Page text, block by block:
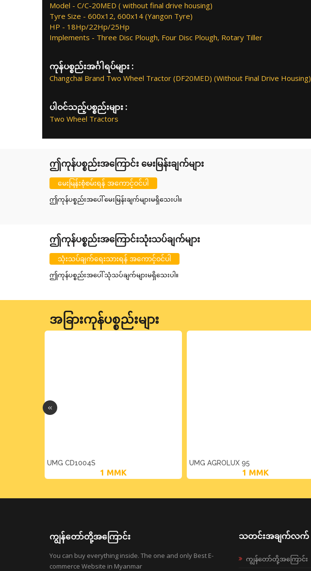
Model - C/C-20MED ( without final drive housing)
Tyre Size - 600x12, 600x14 (Yangon Tyre)
HP - 18Hp/22Hp/25Hp
Implements - Three Disc Plough, Four Disc Plough, Rotary Tiller
ကုန်ပစ္စည်းအင်္ဂါရပ်များ :
Changchai Brand Two Wheel Tractor (DF20MED) (Without Final Drive Housing)
ပါဝင်သည့်ပစ္စည်းများ :
Two Wheel Tractors
ဤကုန်ပစ္စည်းအကြောင်း မေးမြန်းချက်များ
မေးမြန်းစုံစမ်းရန် အကောင့်ဝင်ပါ
ဤကုန်ပစ္စည်းအပေါ် မေးမြန်းချက်များမရှိသေးပါ။
ဤကုန်ပစ္စည်းအကြောင်းသုံးသပ်ချက်များ
သုံးသပ်ချက်ရေးသားရန် အကောင့်ဝင်ပါ
ဤကုန်ပစ္စည်းအပေါ် သုံသပ်ချက်များမရှိသေးပါ။
အခြားကုန်ပစ္စည်းများ
UMG CD1004S
1 MMK
UMG AGROLUX 95
1 MMK
ကျွန်တော်တို့အကြောင်း
You can buy everything inside. The one and only Best E-
commerce Website in Myanmar
သတင်းအချက်လက်
ကျွန်တော်တို့အကြောင်း